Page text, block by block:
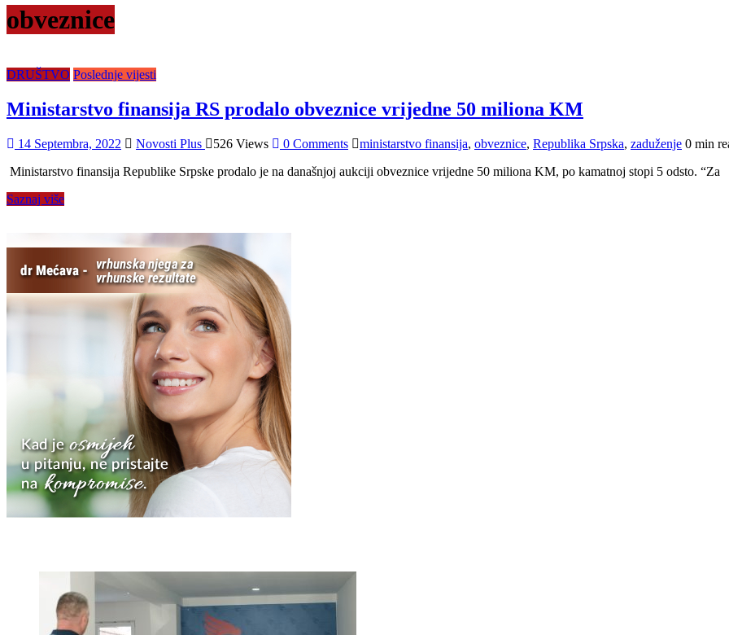
obveznice
DRUŠTVO Poslednje vijesti
Ministarstvo finansija RS prodalo obveznice vrijedne 50 miliona KM
14 Septembra, 2022 Novosti Plus 526 Views 0 Comments ministarstvo finansija, obveznice, Republika Srpska, zaduženje 0 min
Ministarstvo finansija Republike Srpske prodalo je na današnjoj aukciji obveznice vrijedne 50 miliona KM, po kamatnoj stopi 5 odsto. “Za
Saznaj više